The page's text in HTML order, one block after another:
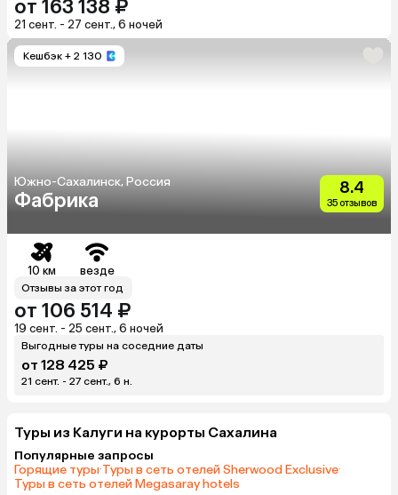
от 163 138 ₽
21 сент. - 27 сент., 6 ночей
Кешбэк + 2 130
Южно-Сахалинск, Россия
Фабрика
8.4
35 отзывов
10 км везде
Отзывы за этот год
от 106 514 ₽
19 сент. - 25 сент., 6 ночей
Выгодные туры на соседние даты
от 128 425 ₽
21 сент. - 27 сент., 6 н.
Туры из Калуги на курорты Сахалина
Популярные запросы
Горящие туры·Туры в сеть отелей Sherwood Exclusive·
Туры в сеть отелей Megasaray hotels